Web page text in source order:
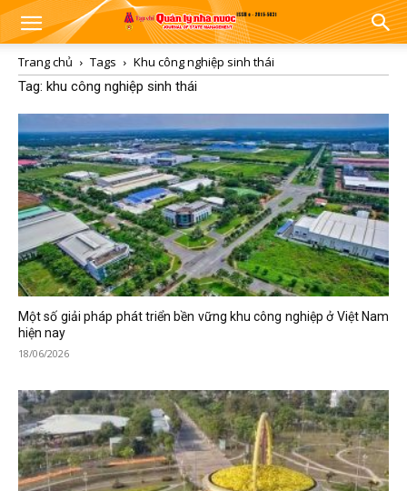
Trang chủ Tags
Khu công nghiệp sinh thái
Tag: khu công nghiệp sinh thái
Một số giải pháp phát triển bền vững khu công nghiệp ở Việt Nam
hiện nay
18/06/2026